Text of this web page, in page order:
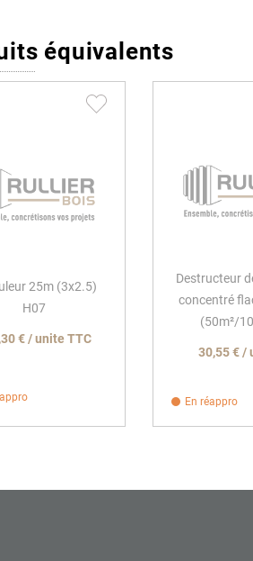
équivalents
25m (3x2.5)
H07
€ / unite TTC
Destructeur
concentré
(50m²/
30,55 € /
En réappro